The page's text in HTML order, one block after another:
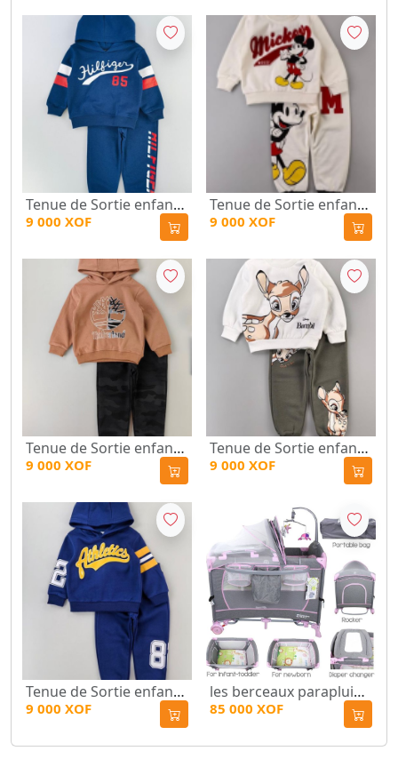
Tenue de Sortie enfant-Hilfiger
9 000 XOF
Tenue de Sortie enfant -Mickey
9 000 XOF
Tenue de Sortie enfant-Timberland
9 000 XOF
Tenue de Sortie enfant-Bambi
9 000 XOF
Tenue de Sortie enfant-Athletics
9 000 XOF
les berceaux parapluie Kdd 960f
85 000 XOF